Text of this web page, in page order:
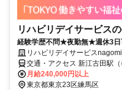
リハビリデイサービス
経験学歴不問★夜勤無★週休3
リハビリデイサービス
交通・アクセス 新江古田駅
約11〜12分（距離約900m）
約13分｜江古田駅（西武池袋
月給240,000円以上
東京都東京23区練馬区